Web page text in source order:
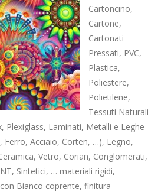
Cartoncino,
Cartone,
Cartonati
Pressati, PVC,
Plastica,
Poliestere,
Polietilene,
Tessuti Naturali
Plexiglass, Laminati, Metalli e Leghe
Ferro, Acciaio, Corten, …), Legno,
Vetro, Corian, Conglomerati,
Sintetici, … materiali rigidi,
Bianco coprente, finitura